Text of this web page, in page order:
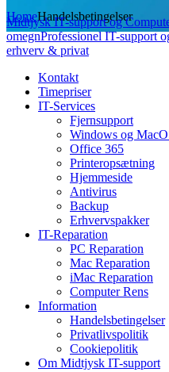
HomeHandelsbetingelser
Midtjysk IT-support og
omegnProfessionel IT-support
erhverv & privat
Kontakt
Timepriser
IT-Services
Fjernsupport
Windows og
Office 365
Printeropsætning
Hjemmeside
Antivirus
Backup
Erhvervspakker
IT-Reparation
PC Reparation
Mac Reparation
iMac Reparation
Computer Rens
Information
Handelsbetingelser
Privatlivspolitik
Cookiepolitik
Om Midtjysk IT-support